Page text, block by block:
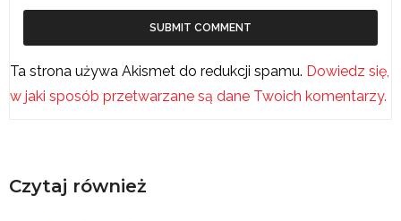
Ta strona używa Akismet do redukcji spamu. Dowiedz się,
w jaki sposób przetwarzane są dane Twoich komentarzy.
Czytaj również